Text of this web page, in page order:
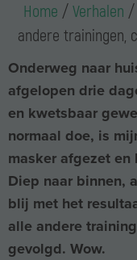
Home / Verhalen /
andere trainingen,
Onderweg naar
afgelopen drie
en kwetsbaar
normaal doe, is
masker afgezet
Diep naar binnen,
blij met het
alle andere
gevolgd. Wow.